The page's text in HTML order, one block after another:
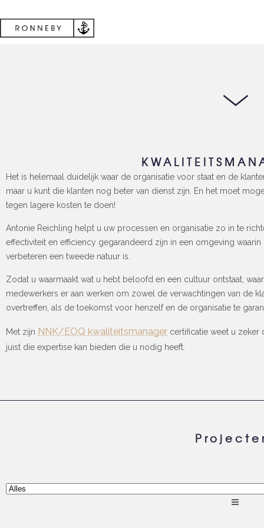
Het is helemaal duidelijk waar de organisatie voor staat en de
maar u kunt die klanten nog beter van dienst zijn. En het moet
tegen lagere kosten te doen!
Antonie Reichling helpt u uw processen en organisatie zo in te
effectiviteit en efficiency gegarandeerd zijn in een omgeving waarin
verbeteren een tweede natuur is.
Zodat u waarmaakt wat u hebt beloofd en een cultuur ontstaat,
medewerkers er aan werken om zowel de verwachtingen van de
overtreffen, als de toekomst voor henzelf en de organisatie te
Met zijn NNK/EOQ kwaliteitsmanager certificatie weet u zeker
juist die expertise kan bieden die u nodig heeft.